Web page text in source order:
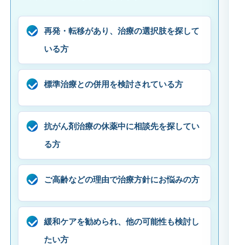
再発・転移があり、治療の選択肢を探して
いる方
標準治療との併用を検討されている方
抗がん剤治療の休薬中に相談先を探してい
る方
ご高齢などの理由で治療方針にお悩みの方
緩和ケアを勧められ、他の可能性も検討し
たい方